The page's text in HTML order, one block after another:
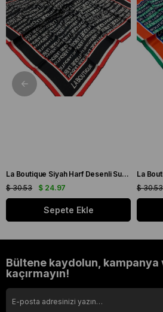
La Boutique Siyah Harf Desenli Sura İpek Eşarp 1631 - 01
$ 24.97
$ 30.53
Sepete Ekle
$ 30.53
Bültene kaydolun,
kaçırmayın!